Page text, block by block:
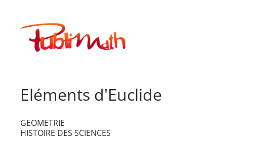
contenuPublimath
Eléments d'Euclide
GEOMETRIE
HISTOIRE DES SCIENCES